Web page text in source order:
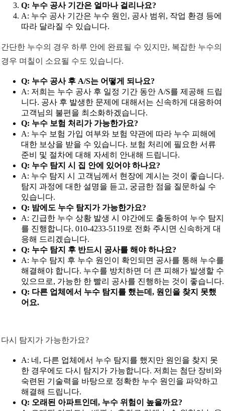
Q: 누수 공사 기간은 얼마나 걸리나요?
A: 누수 공사 기간은 누수 원인, 공사 범위, 작업 환경 등에
따라 달라질 수 있습니다.
간단한 누수의 경우 하루 안에 완료될 수 있지만, 복잡한 누수의
경우 며칠이 소요될 수도 있습니다.
Q: 누수 공사 후 A/S는 어떻게 되나요?
A: 저희는 누수 공사 후 일정 기간 동안 A/S를 제공해 드립
니다. 공사 후 발생한 문제에 대해서는 신속하게 대응하여
고객님의 불편을 최소화하겠습니다.
Q: 누수 보험 처리가 가능한가요?
A: 누수 보험 가입 여부와 보험 약관에 따라 누수 피해에
대한 보상을 받을 수 있습니다. 보험 처리에 필요한 서류
준비 및 절차에 대해 자세히 안내해 드립니다.
Q: 누수 탐지 시 집 안에 있어야 하나요?
A: 누수 탐지 시 고객님께서 현장에 계시는 것이 좋습니다.
탐지 과정에 대한 설명을 듣고, 궁금한 점을 질문하실 수
있습니다.
Q: 밤에도 누수 탐지가 가능한가요?
A: 긴급한 누수 상황 발생 시 야간에도 출동하여 누수 탐지
를 진행합니다. 010-4233-5119로 전화 주시면 신속하게 대
응해 드리겠습니다.
Q: 누수 탐지 후 반드시 공사를 해야 하나요?
A: 누수 탐지 후 누수 원인이 확인되면 공사를 통해 누수를
해결해야 합니다. 누수를 방치하면 더 큰 피해가 발생할 수
있으므로, 가능한 한 빨리 공사를 진행하는 것이 좋습니다.
Q: 다른 업체에서 누수 탐지를 했는데, 원인을 찾지 못했
어요.
다시 탐지가 가능한가요?
A: 네, 다른 업체에서 누수 탐지를 했지만 원인을 찾지 못
한 경우에도 다시 탐지가 가능합니다. 저희는 첨단 장비와
숙련된 기술력을 바탕으로 정확한 누수 원인을 파악하고
해결해 드립니다.
Q: 오래된 아파트인데, 누수 위험이 높을까요?